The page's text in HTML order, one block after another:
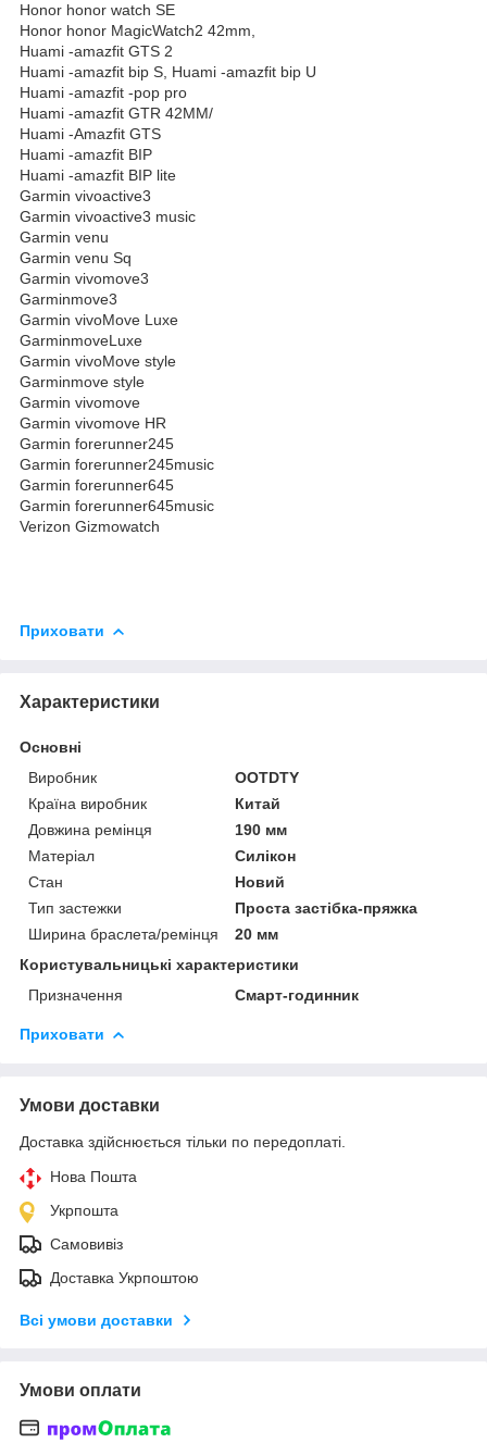
Honor honor watch SE
Honor honor MagicWatch2 42mm,
Huami -amazfit GTS 2
Huami -amazfit bip S , Huami -amazfit bip U
Huami -amazfit -pop pro
Huami -amazfit GTR 42MM/
Huami -Amazfit GTS
Huami -amazfit BIP
Huami -amazfit BIP lite
Garmin vivoactive3
Garmin vivoactive3 music
Garmin venu
Garmin venu Sq
Garmin vivomove3
Garminmove3
Garmin vivoMove Luxe
GarminmoveLuxe
Garmin vivoMove style
Garminmove style
Garmin vivomove
Garmin vivomove HR
Garmin forerunner245
Garmin forerunner245music
Garmin forerunner645
Garmin forerunner645music
Verizon Gizmowatch
Приховати
Характеристики
Основні
Виробник
OOTDTY
Країна виробник
Китай
Довжина ремінця
190 мм
Матеріал
Силікон
Стан
Новий
Тип застежки
Проста застібка-пряжка
Ширина браслета/ремінця
20 мм
Користувальницькі характеристики
Призначення
Смарт-годинник
Приховати
Умови доставки
Доставка здійснюється тільки по передоплаті.
Нова Пошта
Укрпошта
Самовивіз
Доставка Укрпоштою
Всі умови доставки
Умови оплати